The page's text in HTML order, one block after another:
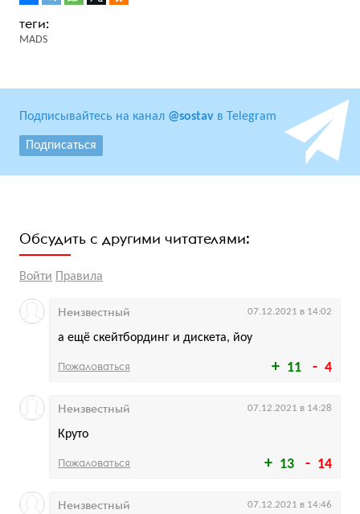
MADS
Подписывайтесь на канал @sostav в Telegram
Подписаться
Обсудить с другими читателями:
Войти Правила
11 4
а ещё скейтбординг и дискета, йоу
Неизвестный 07.12.2021 в 14:02
Пожаловаться
13 14
Круто
Неизвестный 07.12.2021 в 14:28
Пожаловаться
Неизвестный 07.12.2021 в 14:46